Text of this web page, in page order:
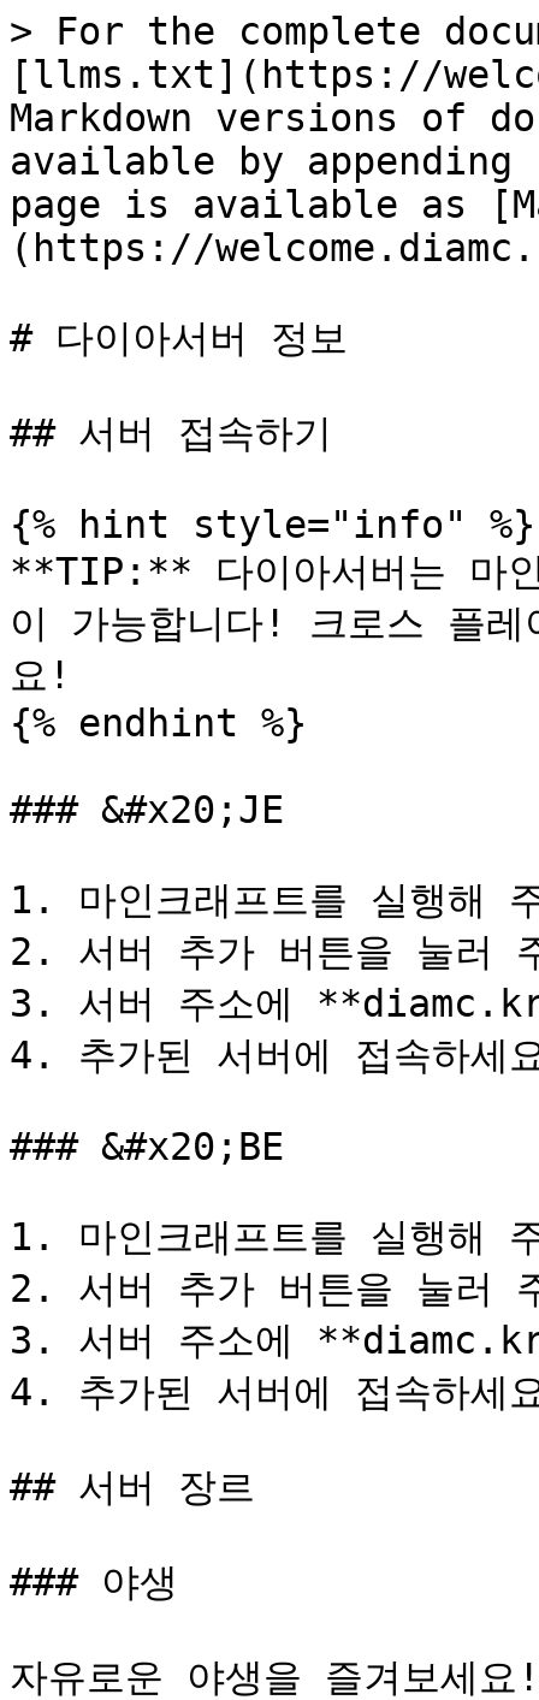
> For the complete
[llms.txt](https://
Markdown versions of
available by
page is available as
(https://
# 다이아서버 정보
## 서버 접속하기
{% hint style="info" %}
**TIP:** 다이아서버는 마
이 가능합니다! 크로스 플
요!
{% endhint %}
### &#x20;JE
1. 마인크래프트를 실행해
2. 서버 추가 버튼을 눌러
3. 서버 주소에
4. 추가된 서버에 접속하세
### &#x20;BE
1. 마인크래프트를 실행해
2. 서버 추가 버튼을 눌러
3. 서버 주소에
4. 추가된 서버에 접속하세
## 서버 장르
### 야생
자유로운 야생을 즐겨보세